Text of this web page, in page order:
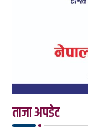
ताजा अपडेट